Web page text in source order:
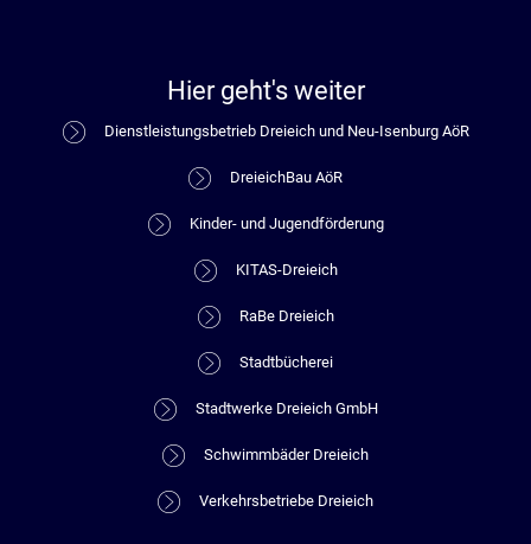
Hier geht's weiter
Dienstleistungsbetrieb Dreieich und Neu-Isenburg AöR
DreieichBau AöR
Kinder- und Jugendförderung
KITAS-Dreieich
RaBe Dreieich
Stadtbücherei
Stadtwerke Dreieich GmbH
Schwimmbäder Dreieich
Verkehrsbetriebe Dreieich